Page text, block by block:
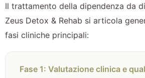
Il trattamento della dipendenza da
Zeus Detox & Rehab si articola
fasi cliniche principali:
Fase 1: Valutazione clinica e